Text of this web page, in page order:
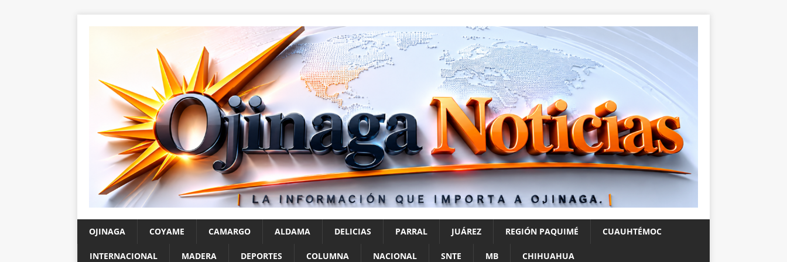
OJINAGA COYAME CAMARGO ALDAMA DELICIAS PARRAL JUÁREZ REGIÓN PAQUIMÉ CUAUHTÉMOC
INTERNACIONAL MADERA DEPORTES COLUMNA NACIONAL SNTE MB CHIHUAHUA